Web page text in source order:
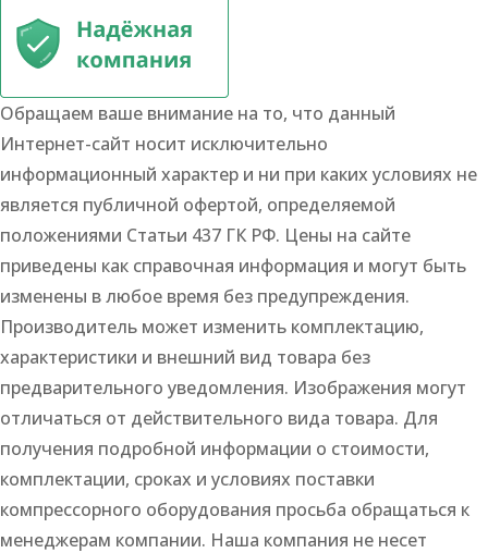
Обращаем ваше внимание на то, что данный
Интернет-сайт носит исключительно
информационный характер и ни при каких условиях не
является публичной офертой, определяемой
положениями Статьи 437 ГК РФ. Цены на сайте
приведены как справочная информация и могут быть
изменены в любое время без предупреждения.
Производитель может изменить комплектацию,
характеристики и внешний вид товара без
предварительного уведомления. Изображения могут
отличаться от действительного вида товара. Для
получения подробной информации о стоимости,
комплектации, сроках и условиях поставки
компрессорного оборудования просьба обращаться к
менеджерам компании. Наша компания не несет